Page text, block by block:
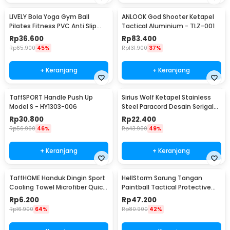
LIVELY Bola Yoga Gym Ball
Pilates Fitness PVC Anti Slip
55cm
Rp36.600
Rp65.900 45%
+ Keranjang
ANLOOK God Shooter Ketapel
Tactical Aluminium - TLZ-001
Rp83.400
Rp131.900 37%
+ Keranjang
TaffSPORT Handle Push Up
Model S - HY1303-006
Rp30.800
Rp56.900 46%
+ Keranjang
Sirius Wolf Ketapel Stainless
Steel Paracord Desain Serigala
- HW-GJ049
Rp22.400
Rp43.900 49%
+ Keranjang
TaffHOME Handuk Dingin Sport
Cooling Towel Microfiber Quick
Dry - SH-C00290
Rp6.200
Rp16.900 64%
HellStorm Sarung Tangan
Paintball Tactical Protective
Gloves Nylon L - HS210
Rp47.200
Rp80.900 42%